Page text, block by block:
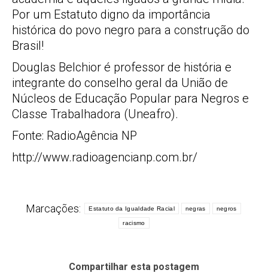
Por um Estatuto digno da importância
histórica do povo negro para a construção do
Brasil!
Douglas Belchior é professor de história e
integrante do conselho geral da União de
Núcleos de Educação Popular para Negros e
Classe Trabalhadora (Uneafro).
Fonte: RadioAgência NP
http://www.radioagencianp.com.br/
Marcações: Estatuto da Igualdade Racial negras negros
racismo
Compartilhar esta postagem